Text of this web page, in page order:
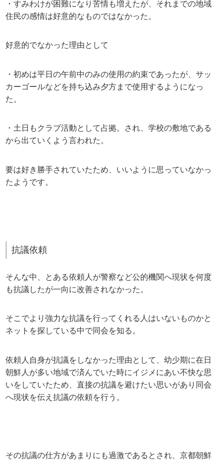
・すみわけが困難になり苦情も増えたが、それまでの地域
住民の感情は好意的なものではなかった。
好意的でなかった理由として
・初めは平日の午前中のみの使用の約束であったが、サッ
カーゴールなどを持ち込み夕方まで使用するようになっ
た。
・土日もクラブ活動として占拠。され、学校の敷地である
から出ていくよう言われた。
要は好き勝手されていたため、いいように思っていなかっ
たようです。
抗議依頼
そんな中、とある依頼人が警察など公的機関へ現状を何度
も抗議したが一向に改善されなかった。
そこでより強力な抗議を行ってくれる人はいないものかと
ネットを探している中で同会を知る。
依頼人自身が抗議をしなかった理由として、幼少期に在日
朝鮮人が多い地域で済んでいた時にイジメにあい不快な思
いをしていたため、直接の抗議を避けたい思いがあり同会
へ現状を伝え抗議の依頼を行う。
その抗議の仕方があまりにも過激であるとされ、京都朝鮮